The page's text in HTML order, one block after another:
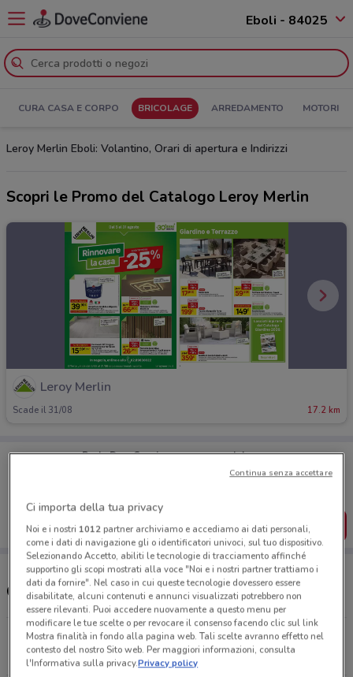
Eboli - 84025
CURA CASA E CORPO BRICOLAGE ARREDAMENTO MOTORI
Leroy Merlin Eboli: Volantino, Orari di apertura e Indirizzi
Scopri le Promo del Catalogo Leroy Merlin
Leroy Merlin
Scade il 31/08 17.2 km
Porta DoveConviene sempre con te!
Puoi trovare le migliori offerte dei negozi vicino a te,
SCARICA L’APP
Orari e Negozi Leroy Merlin
Via delle Calabrie, 46 Salerno
17.1 km
CHIUSO
Ci importa della tua privacy
Noi e i nostri 1012partner archiviamo e accediamo ai dati personali,
come i dati di navigazione gli o identificatori univoci, sul tuo dispositivo.
Selezionando Accetto, abiliti le tecnologie di tracciamento affinché
supportino gli scopi mostrati alla voce "Noi e i nostri partner trattiamo i
dati da fornire". Nel caso in cui queste tecnologie dovessero essere
disabilitate, alcuni contenuti e annunci visualizzati potrebbero non
essere rilevanti. Puoi accedere nuovamente a questo menu per
modificare le tue scelte o per revocare il consenso facendo clic sul link
Mostra finalità in fondo alla pagina web. Tali scelte avranno effetto nel
contesto del nostro Sito web. Per maggiori informazioni, consulta
l'Informativa sulla privacy.Privacy policy
Continua senza accettare